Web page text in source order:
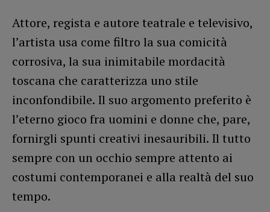
​Attore, regista e autore teatrale e televisivo,
l’artista usa come filtro la sua comicità
corrosiva, la sua inimitabile mordacità
toscana che caratterizza uno stile
inconfondibile. Il suo argomento preferito è
l’eterno gioco fra uomini e donne che, pare,
fornirgli spunti creativi inesauribili. Il tutto
sempre con un occhio sempre attento ai
costumi contemporanei e alla realtà del suo
tempo.